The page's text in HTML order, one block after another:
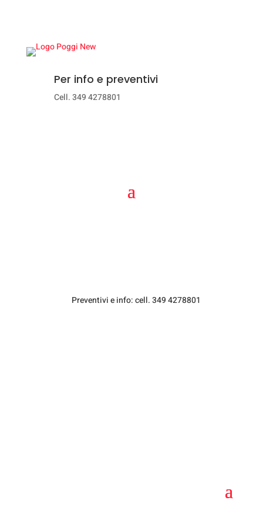
Per info e preventivi
Cell. 349 4278801
Preventivi e info: cell. 349 4278801